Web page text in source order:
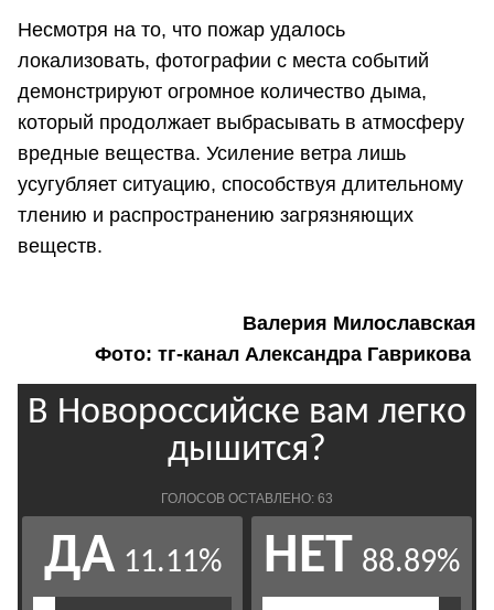
Несмотря на то, что пожар удалось
локализовать, фотографии с места событий
демонстрируют огромное количество дыма,
который продолжает выбрасывать в атмосферу
вредные вещества. Усиление ветра лишь
усугубляет ситуацию, способствуя длительному
тлению и распространению загрязняющих
веществ.
Валерия Милославская
Фото: тг-канал Александра Гаврикова